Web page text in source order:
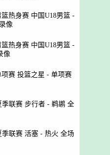
篮热身赛 中国U18男篮 -
像
篮热身赛 中国U18男篮 -
像
赛 投篮之星 - 单项赛
季联赛 步行者 - 鹈鹕 全
季联赛 活塞 - 热火 全场